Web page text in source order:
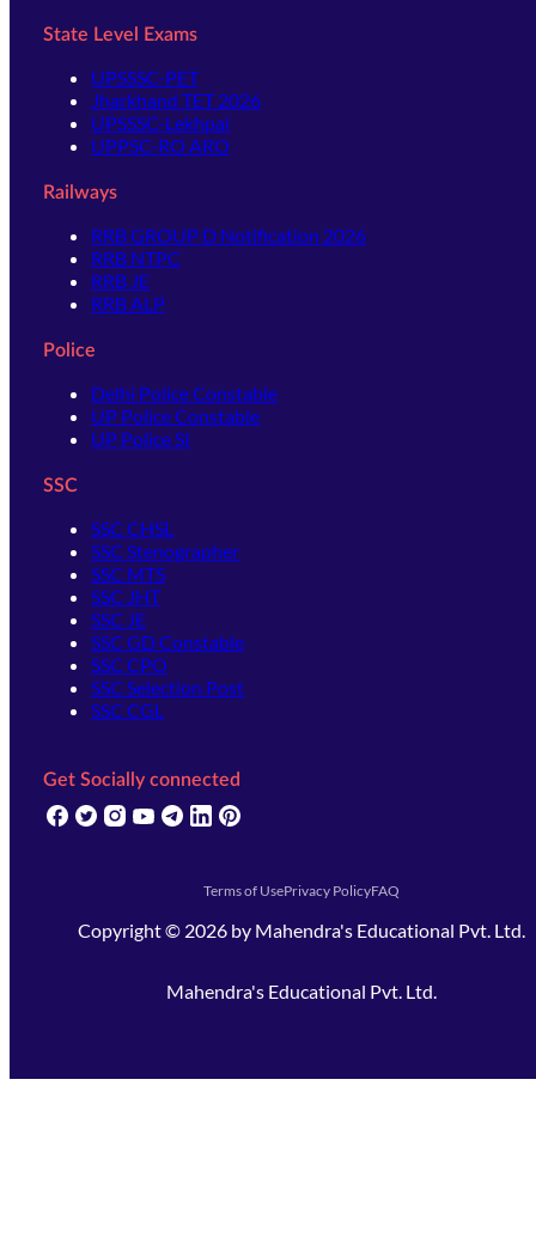
State Level Exams
UPSSSC-PET
Jharkhand TET 2026
UPSSSC-Lekhpal
UPPSC-RO ARO
Railways
RRB GROUP D Notification 2026
RRB NTPC
RRB JE
RRB ALP
Police
Delhi Police Constable
UP Police Constable
UP Police SI
SSC
SSC CHSL
SSC Stenographer
SSC MTS
SSC JHT
SSC JE
SSC GD Constable
SSC CPO
SSC Selection Post
SSC CGL
Get Socially connected
(opens in new tab)
(opens in new tab)
(opens in new tab)
(opens in new tab)
(opens in new tab)
(opens in new tab)
Terms of UsePrivacy PolicyFAQ
Copyright © 2026 by Mahendra's Educational Pvt. Ltd.
Mahendra's Educational Pvt. Ltd.